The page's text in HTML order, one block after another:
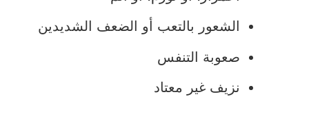
الشعور بالتعب أو الضعف الشديدين
صعوبة التنفس
نزيف غير معتاد